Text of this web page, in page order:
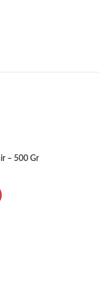
– 500 Gr